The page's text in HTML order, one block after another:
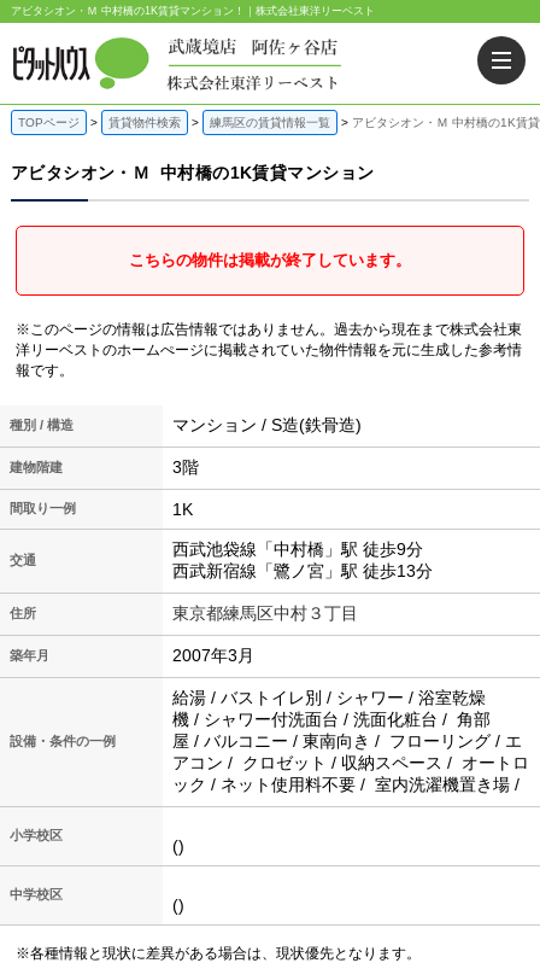
アビタシオン・Ｍ 中村橋の1K賃貸マンション！｜株式会社東洋リーベスト
TOPページ 賃貸物件検索 練馬区の賃貸情報一覧 アビタシオン・Ｍ 中村橋の1K賃
アビタシオン・Ｍ 中村橋の1K賃貸マンション
こちらの物件は掲載が終了しています。
※このページの情報は広告情報ではありません。過去から現在まで株式会社東
洋リーベストのホームぺージに掲載されていた物件情報を元に生成した参考情
報です。
種別 / 構造 マンション / S造(鉄骨造)
建物階建 3階
間取り一例 1K
交通
西武池袋線「中村橋」駅 徒歩9分
西武新宿線「鷺ノ宮」駅 徒歩13分
住所 東京都練馬区中村３丁目
築年月 2007年3月
設備・条件の一例
給湯 / バストイレ別 / シャワー / 浴室乾燥
機 / シャワー付洗面台 / 洗面化粧台 / 角部
屋 / バルコニー / 東南向き / フローリング / エ
アコン / クロゼット / 収納スペース / オートロ
ック / ネット使用料不要 / 室内洗濯機置き場 /
小学校区
()
中学校区
()
※各種情報と現状に差異がある場合は、現状優先となります。